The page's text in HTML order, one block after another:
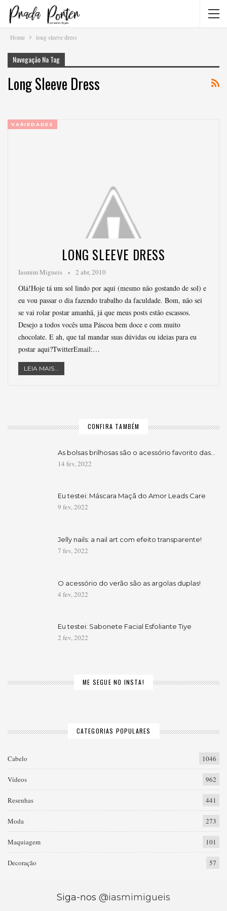
Home long sleeve dress
Navegação Na Tag
Long Sleeve Dress
VARIEDADES
LONG SLEEVE DRESS
Iasmim Migueis 2 abr, 2010
Olá!Hoje tá um sol lindo por aqui (mesmo não gostando de sol) e
eu vou passar o dia fazendo trabalho da faculdade. Bom, não sei
se vai rolar postar amanhã, já que meus posts estão escassos.
Desejo a todos vocês uma Páscoa bem doce e com muito
chocolate. E ah, que tal mandar suas dúvidas ou ideias para eu
postar aqui?TwitterEmail:…
LEIA MAIS...
CONFIRA TAMBÉM
As bolsas brilhosas são o acessório favorito das…
14 fev, 2022
Eu testei: Máscara Maçã do Amor Leads Care
9 fev, 2022
Jelly nails: a nail art com efeito transparente!
7 fev, 2022
O acessório do verão são as argolas duplas!
4 fev, 2022
Eu testei: Sabonete Facial Esfoliante Tiye
2 fev, 2022
ME SEGUE NO INSTA!
CATEGORIAS POPULARES
Cabelo 1046
Vídeos 962
Resenhas 441
Moda 273
Maquiagem 101
Decoração 57
Siga-nos @iasmimigueis